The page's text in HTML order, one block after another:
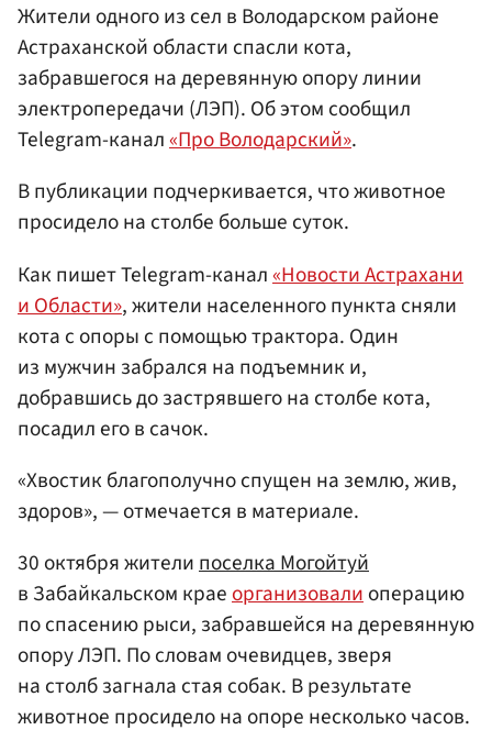
Жители одного из сел в Володарском районе
Астраханской области спасли кота,
забравшегося на деревянную опору линии
электропередачи (ЛЭП). Об этом сообщил
Telegram-канал«Про Володарский».
В публикации подчеркивается, что животное
просидело на столбе больше суток.
Как пишет Telegram-канал«Новости Астрахани
и Области», жители населенного пункта сняли
кота с опоры с помощью трактора. Один
из мужчин забрался на подъемник и,
добравшись до застрявшего на столбе кота,
посадил его в сачок.
«Хвостик благополучно спущен на землю, жив,
здоров», — отмечается в материале.
30 октября жителипоселка Могойтуй
в Забайкальском краеорганизовалиоперацию
по спасению рыси, забравшейся на деревянную
опору ЛЭП. По словам очевидцев, зверя
на столб загнала стая собак. В результате
животное просидело на опоре несколько часов.